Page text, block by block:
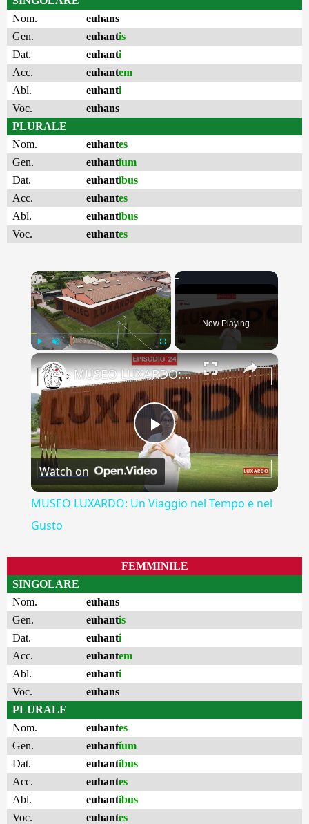
Nom.
euhans
Gen.
euhantis
Dat.
euhanti
Acc.
euhantem
Abl.
euhanti
Voc.
euhans
PLURALE
Nom.
euhantes
Gen.
euhantĭum
Dat.
euhantĭbus
Acc.
euhantes
Abl.
euhantĭbus
Voc.
euhantes
×
Fullscreen
Now Playing
×
Play
Video
MUSEO LUXARDO: Un Viaggio nel Tempo e nel Gusto
Watch on
MUSEO LUXARDO: Un Viaggio nel Tempo e nel
Gusto
FEMMINILE
SINGOLARE
Nom.
euhans
Gen.
euhantis
Dat.
euhanti
Acc.
euhantem
Abl.
euhanti
Voc.
euhans
PLURALE
Nom.
euhantes
Gen.
euhantĭum
Dat.
euhantĭbus
Acc.
euhantes
Abl.
euhantĭbus
Voc.
euhantes